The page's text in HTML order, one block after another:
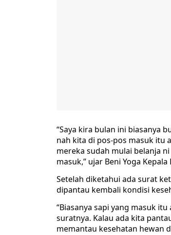
“Saya kira bulan ini biasanya
nah kita di pos-pos masuk itu
mereka sudah mulai belanja
masuk,” ujar Beni Yoga
Setelah diketahui ada surat
dipantau kembali kondisi
“Biasanya sapi yang masuk
suratnya. Kalau ada kita
memantau kesehatan hewan